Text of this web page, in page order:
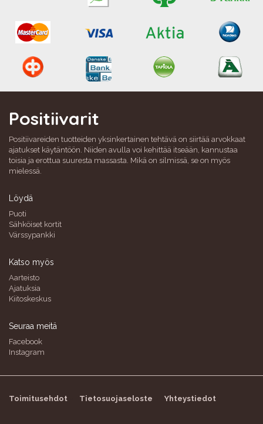
Positiivarit
Positiivareiden tuotteiden yksinkertainen tehtävä on siirtää arvokkaat
ajatukset käytäntöön. Niiden avulla voi kehittää itseään, kannustaa
toisia ja erottua suuresta massasta. Mikä on silmissä, se on myös
mielessä.
Löydä
Puoti
Sähköiset kortit
Värssypankki
Katso myös
Aarteisto
Ajatuksia
Kiitoskeskus
Seuraa meitä
Facebook
Instagram
Toimitusehdot Tietosuojaseloste Yhteystiedot